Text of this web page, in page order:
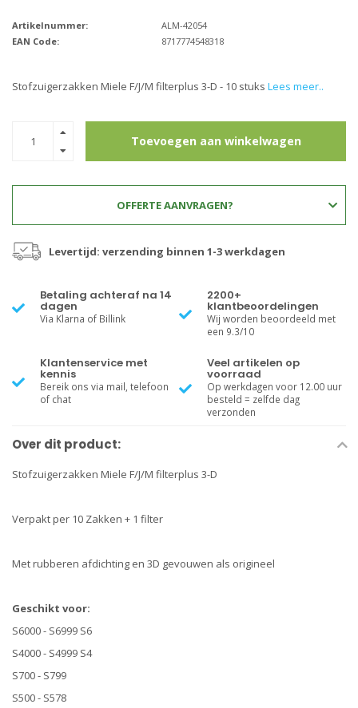
Artikelnummer:
ALM-42054
EAN Code:
8717774548318
Stofzuigerzakken Miele F/J/M filterplus 3-D - 10 stuks Lees meer..
Toevoegen aan winkelwagen
OFFERTE AANVRAGEN?
Levertijd: verzending binnen 1-3 werkdagen
Betaling achteraf na 14
dagen
Via Klarna of Billink
2200+
klantbeoordelingen
Wij worden beoordeeld met
een 9.3/10
Klantenservice met
kennis
Bereik ons via mail, telefoon
of chat
Veel artikelen op
voorraad
Op werkdagen voor 12.00 uur
besteld = zelfde dag
verzonden
Over dit product:
Stofzuigerzakken Miele F/J/M filterplus 3-D
Verpakt per 10 Zakken + 1 filter
Met rubberen afdichting en 3D gevouwen als origineel
Geschikt voor:
S6000 - S6999 S6
S4000 - S4999 S4
S700 - S799
S500 - S578